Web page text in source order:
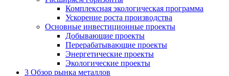
Комплексная экологическая программа
Ускорение роста производства
Основные инвестиционные проекты
Добывающие проекты
Перерабатывающие проекты
Энергетические проекты
Экологические проекты
3 Обзор рынка металлов